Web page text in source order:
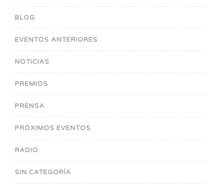
BLOG
EVENTOS ANTERIORES
NOTICIAS
PREMIOS
PRENSA
PRÓXIMOS EVENTOS
RADIO
SIN CATEGORÍA